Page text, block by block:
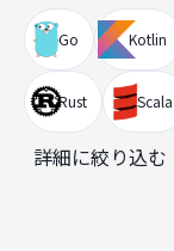
Go Kotlin
Rust Scala
詳細に絞り込む